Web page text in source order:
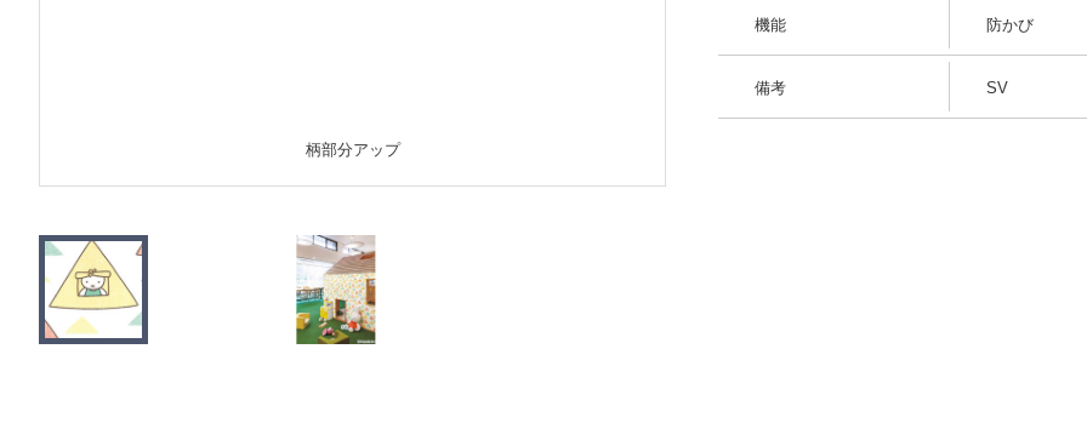
柄部分アップ
機能 防かび
備考 SV